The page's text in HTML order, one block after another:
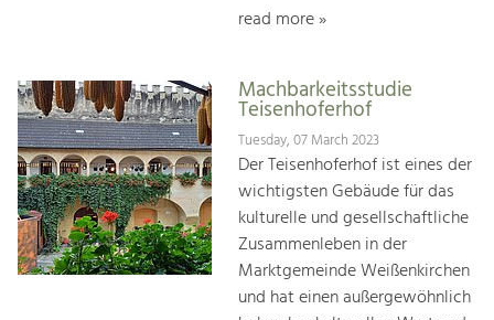
read more »
Machbarkeitsstudie
Teisenhoferhof
Tuesday, 07 March 2023
Der Teisenhoferhof ist eines der
wichtigsten Gebäude für das
kulturelle und gesellschaftliche
Zusammenleben in der
Marktgemeinde Weißenkirchen
und hat einen außergewöhnlich